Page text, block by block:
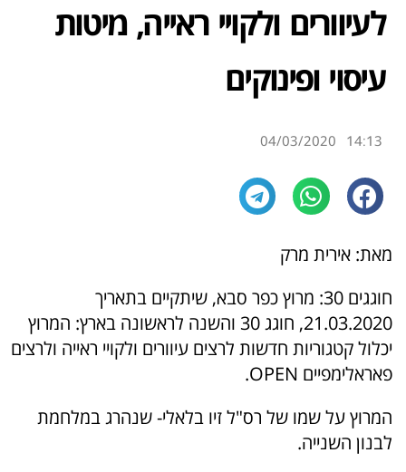
לעיוורים ולקויי ראייה, מיטות
עיסוי ופינוקים
14:13
04/03/2020
מאת: אירית מרק
חוגגים 30: מרוץ כפר סבא, שיתקיים בתאריך
21.03.2020, חוגג 30 והשנה לראשונה בארץ: המרוץ
יכלול קטגוריות חדשות לרצים עיוורים ולקויי ראייה ולרצים
פאראלימפיים OPEN.
המרוץ על שמו של רס"ל זיו בלאלי- שנהרג במלחמת
לבנון השנייה.